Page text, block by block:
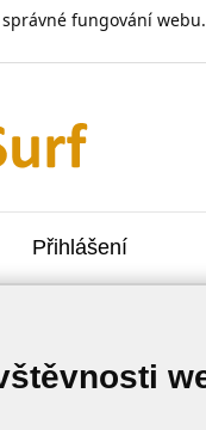
fungování
Přihlášení